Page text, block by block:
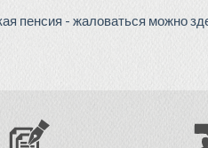
пенсия - жаловаться можно